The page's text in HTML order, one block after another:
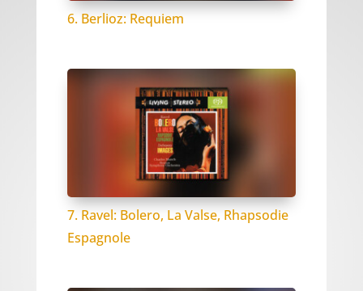
6. Berlioz: Requiem
7. Ravel: Bolero, La Valse, Rhapsodie
Espagnole